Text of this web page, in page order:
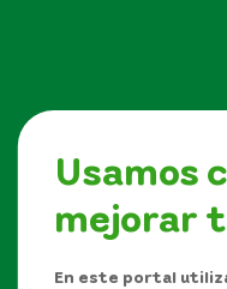
Usamos
mejorar
En este portal
Síguenos en